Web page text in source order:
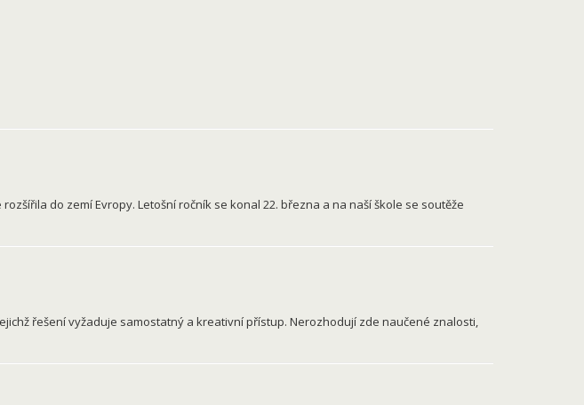
do zemí Evropy. Letošní ročník se konal 22. března a na naší škole se soutěže
řešení vyžaduje samostatný a kreativní přístup. Nerozhodují zde naučené znalosti,